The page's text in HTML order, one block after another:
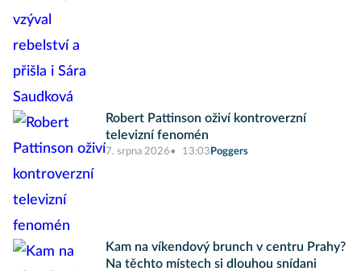
Robert Pattinson oživí kontroverzní
televizní fenomén
7. srpna 2026 13:03 Poggers
Kam na víkendový brunch v centru Prahy?
Na těchto místech si dlouhou snídani